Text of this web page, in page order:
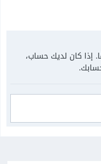
إذا كان لديك حساب،